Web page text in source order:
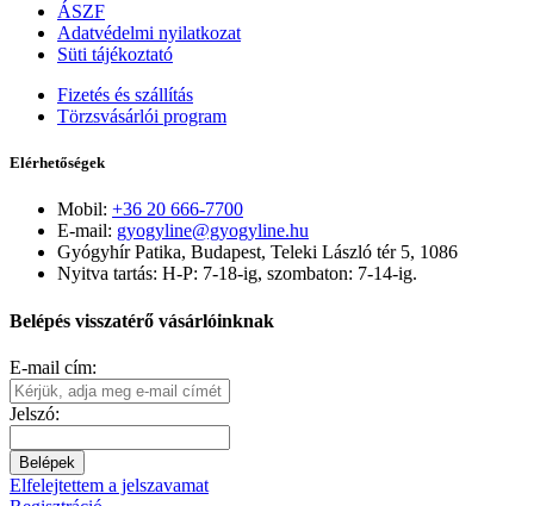
ÁSZF
Adatvédelmi nyilatkozat
Süti tájékoztató
Fizetés és szállítás
Törzsvásárlói program
Elérhetőségek
Mobil: +36 20 666-7700
E-mail: gyogyline@gyogyline.hu
Gyógyhír Patika, Budapest, Teleki László tér 5, 1086
Nyitva tartás: H-P: 7-18-ig, szombaton: 7-14-ig.
Belépés visszatérő vásárlóinknak
E-mail cím:
Jelszó:
Belépek
Elfelejtettem a jelszavamat